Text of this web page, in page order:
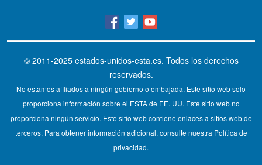
© 2011-2025 estados-unidos-esta.es. Todos los derechos
reservados.
No estamos afiliados a ningún gobierno o embajada. Este sitio web solo
proporciona información sobre el ESTA de EE. UU. Este sitio web no
proporciona ningún servicio. Este sitio web contiene enlaces a sitios web de
terceros. Para obtener información adicional, consulte nuestra Política de
privacidad.